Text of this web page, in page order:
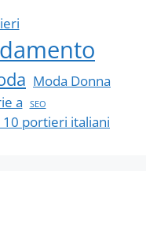
Moda Donna
a
SEO
portieri italiani